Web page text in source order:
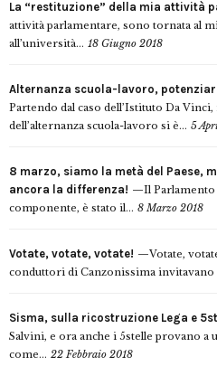
La “restituzione” della mia attività
attività parlamentare, sono tornata al
all’università... 18 Giugno 2018
Alternanza scuola-lavoro,
Partendo dal caso dell’Istituto Da
dell’alternanza scuola-lavoro si è... 5
8 marzo, siamo la metà del Paese,
ancora la differenza!
Il Parlamento
componente, è stato il... 8 Marzo 2018
Votate, votate, votate!
Votate,
conduttori di Canzonissima invitavano
Sisma, sulla ricostruzione Lega e
Salvini, e ora anche i 5stelle provano
come... 22 Febbraio 2018